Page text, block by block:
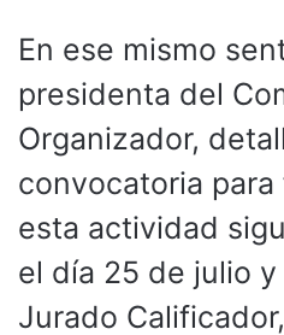
En ese mismo
presidenta del
Organizador,
convocatoria
esta actividad
el día 25 de julio
Jurado